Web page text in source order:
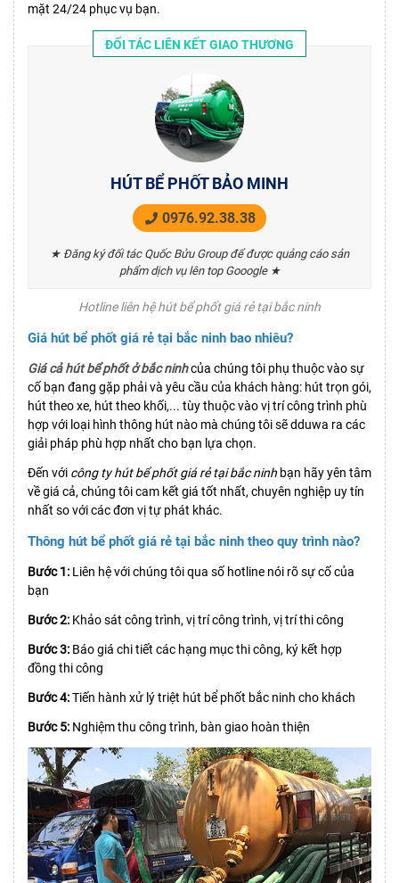
mặt 24/24 phục vụ bạn.
ĐỐI TÁC LIÊN KẾT GIAO THƯƠNG
HÚT BỂ PHỐT BẢO MINH
0976.92.38.38
★ Đăng ký đối tác Quốc Bửu Group để được quảng cáo sản
phẩm dịch vụ lên top Gooogle ★
Hotline liên hệ hút bể phốt giá rẻ tại bắc ninh
Giá hút bể phốt giá rẻ tại bắc ninh bao nhiêu?
Giá cả hút bể phốt ở bắc ninhcủa chúng tôi phụ thuộc vào sự
cố bạn đang gặp phải và yêu cầu của khách hàng: hút trọn gói,
hút theo xe, hút theo khối,... tùy thuộc vào vị trí công trình phù
hợp với loại hình thông hút nào mà chúng tôi sẽ dduwa ra các
giải pháp phù hợp nhất cho bạn lựa chọn.
Đến với công ty hút bể phốt giá rẻ tại bắc ninh bạn hãy yên tâm
về giá cả, chúng tôi cam kết giá tốt nhất, chuyên nghiệp uy tín
nhất so với các đơn vị tự phát khác.
Thông hút bể phốt giá rẻ tại bắc ninh theo quy trình nào?
Bước 1: Liên hệ với chúng tôi qua số hotline nói rõ sự cố của
bạn
Bước 2: Khảo sát công trình, vị trí công trình, vị trí thi công
Bước 3: Báo giá chi tiết các hạng mục thi công, ký kết hợp
đồng thi công
Bước 4:Tiến hành xử lý triệt hút bể phốt bắc ninh cho khách
Bước 5: Nghiệm thu công trình, bàn giao hoàn thiện